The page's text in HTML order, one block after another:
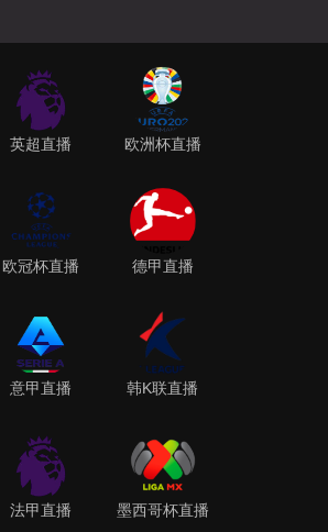
英超直播 欧洲杯直播
欧冠杯直播 德甲直播
意甲直播 韩K联直播
法甲直播 墨西哥杯直播